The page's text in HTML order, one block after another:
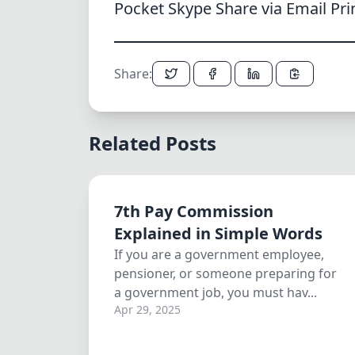
Pocket Skype Share via Email
Share:
Related Posts
7th Pay Commission
Explained in Simple Words
If you are a government employee,
pensioner, or someone preparing for
a government job, you must hav...
Apr 29, 2025